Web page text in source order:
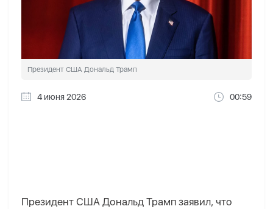
Президент США Дональд Трамп
4 июня 2026 00:59
Президент США Дональд Трамп заявил, что